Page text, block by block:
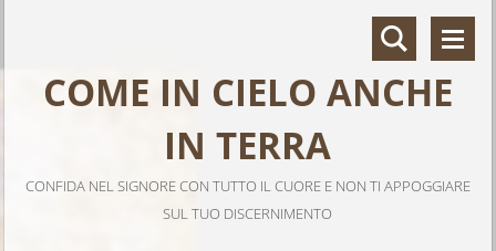
COME IN CIELO ANCHE
IN TERRA
CONFIDA NEL SIGNORE CON TUTTO IL CUORE E NON TI APPOGGIARE
SUL TUO DISCERNIMENTO